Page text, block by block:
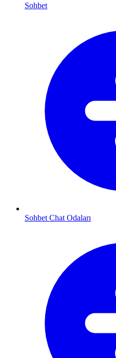
Sohbet
Sohbet Chat Odaları